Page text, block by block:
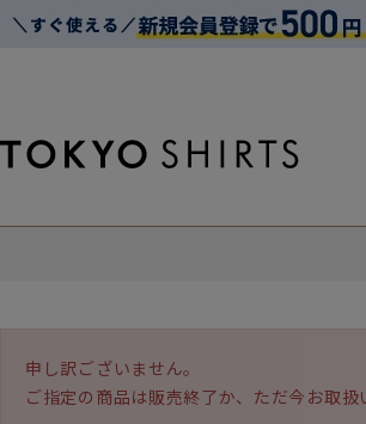
申し訳ございません。
ご指定の商品は販売終了か、ただ今お取扱